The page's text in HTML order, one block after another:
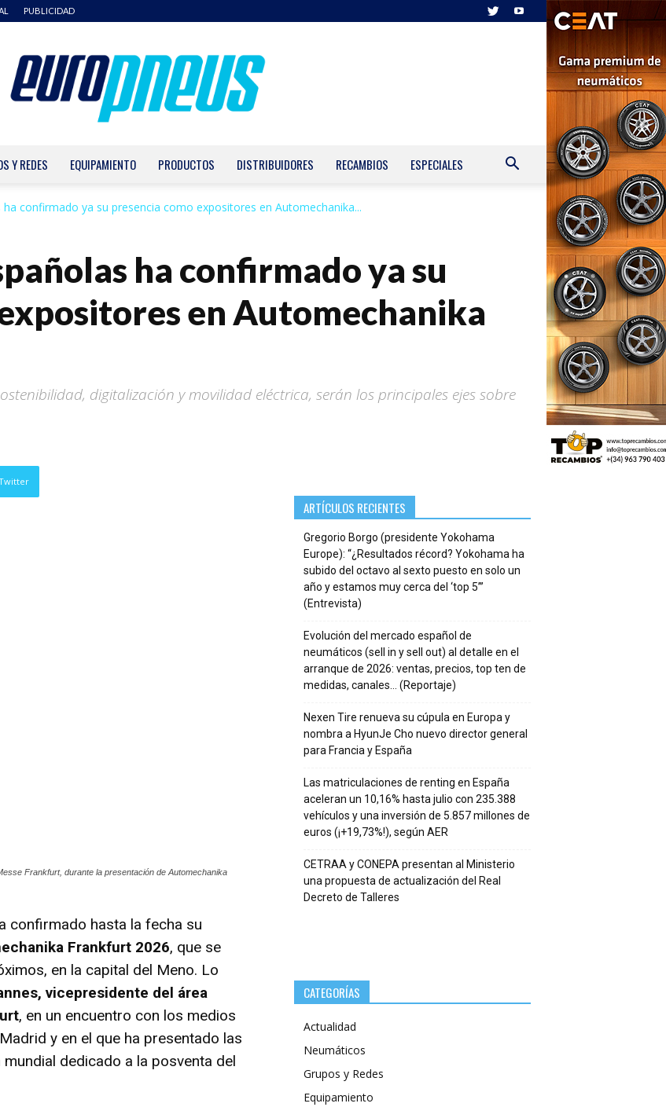
PUBLICIDAD
Y REDES EQUIPAMIENTO PRODUCTOS DISTRIBUIDORES RECAMBIOS ESPECIALES
confirmado ya su presencia como expositores en Automechanika...
ha confirmado ya su
en Automechanika
digitalización y movilidad eléctrica, serán los principales ejes sobre
Frankfurt, durante la presentación de Automechanika
confirmado hasta la fecha su
Frankfurt 2026, que se
en la capital del Meno. Lo
vicepresidente del área
, en un encuentro con los medios
y en el que ha presentado las
dedicado a la posventa del
ARTÍCULOS RECIENTES
Gregorio Borgo (presidente Yokohama
Europe): “¿Resultados récord? Yokohama ha
subido del octavo al sexto puesto en solo un
año y estamos muy cerca del ‘top 5’”
(Entrevista)
Evolución del mercado español de
neumáticos (sell in y sell out) al detalle en el
arranque de 2026: ventas, precios, top ten de
medidas, canales… (Reportaje)
Nexen Tire renueva su cúpula en Europa y
nombra a HyunJe Cho nuevo director general
para Francia y España
Las matriculaciones de renting en España
aceleran un 10,16% hasta julio con 235.388
vehículos y una inversión de 5.857 millones de
euros (¡+19,73%!), según AER
CETRAA y CONEPA presentan al Ministerio
una propuesta de actualización del Real
Decreto de Talleres
CATEGORÍAS
Actualidad
Neumáticos
Grupos y Redes
Equipamiento